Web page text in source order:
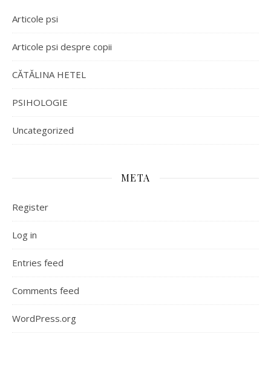
Articole psi
Articole psi despre copii
CĂTĂLINA HETEL
PSIHOLOGIE
Uncategorized
META
Register
Log in
Entries feed
Comments feed
WordPress.org